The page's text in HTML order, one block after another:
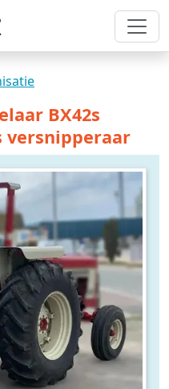
BX42s
versnipperaar